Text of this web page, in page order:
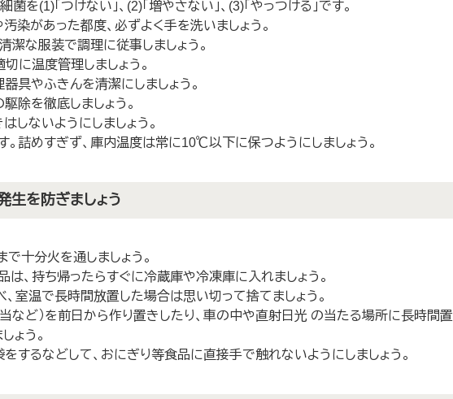
を(1)「つけない」、(2)「増やさない」、(3)「やっつける」です。
染があった都度、必ずよく手を洗いましょう。
潔な服装で調理に従事しましょう。
に温度管理しましょう。
具やふきんを清潔にしましょう。
駆除を徹底しましょう。
しないようにしましょう。
詰めすぎず、庫内温度は常に10℃以下に保つようにしましょう。
生を防ぎましょう
十分火を通しましょう。
、持ち帰ったらすぐに冷蔵庫や冷凍庫に入れましょう。
室温で長時間放置した場合は思い切って捨てましょう。
など）を前日から作り置きしたり、車の中や直射日光 の当たる場所に長時間置
ょう。
するなどして、おにぎり等食品に直接手で触れないようにしましょう。